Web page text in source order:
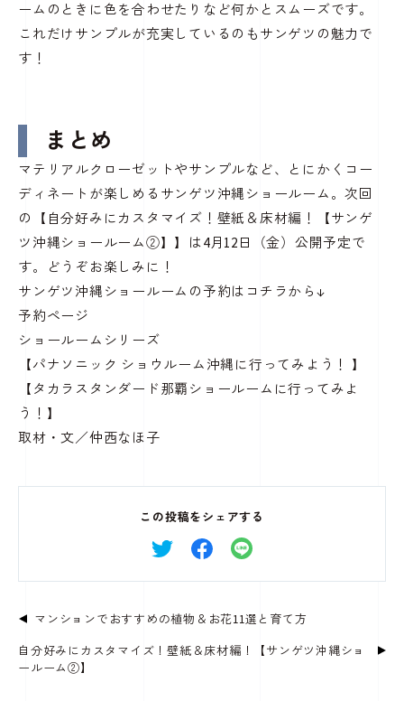
ームのときに色を合わせたりなど何かとスムーズです。
これだけサンプルが充実しているのもサンゲツの魅力で
す！
まとめ
マテリアルクローゼットやサンプルなど、とにかくコー
ディネートが楽しめるサンゲツ沖縄ショールーム。次回
の【 自分好みにカスタマイズ！壁紙＆床材編！【サンゲ
ツ沖縄ショールーム②】 】は4月12日（金）公開予定で
す。どうぞお楽しみに！
サンゲツ沖縄ショールームの予約はコチラから↓
予約ページ
ショールームシリーズ
【パナソニック ショウルーム沖縄に行ってみよう！ 】
【タカラスタンダード那覇ショールームに行ってみよ
う！】
取材・文／仲西なほ子
この投稿をシェアする
マンションでおすすめの植物＆お花11選と育て方
自分好みにカスタマイズ！壁紙＆床材編！【サンゲツ沖縄ショ
ールーム②】